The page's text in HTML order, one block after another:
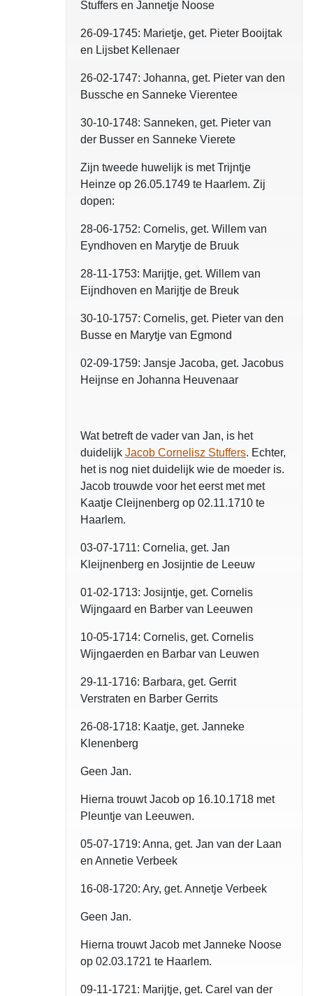
Stuffers en Jannetje Noose
26-09-1745: Marietje, get. Pieter Booijtak
en Lijsbet Kellenaer
26-02-1747: Johanna, get. Pieter van den
Bussche en Sanneke Vierentee
30-10-1748: Sanneken, get. Pieter van
der Busser en Sanneke Vierete
Zijn tweede huwelijk is met Trijntje
Heinze op 26.05.1749 te Haarlem. Zij
dopen:
28-06-1752: Cornelis, get. Willem van
Eyndhoven en Marytje de Bruuk
28-11-1753: Marijtje, get. Willem van
Eijndhoven en Marijtje de Breuk
30-10-1757: Cornelis, get. Pieter van den
Busse en Marytje van Egmond
02-09-1759: Jansje Jacoba, get. Jacobus
Heijnse en Johanna Heuvenaar
Wat betreft de vader van Jan, is het
duidelijk Jacob Cornelisz Stuffers. Echter,
het is nog niet duidelijk wie de moeder is.
Jacob trouwde voor het eerst met met
Kaatje Cleijnenberg op 02.11.1710 te
Haarlem.
03-07-1711: Cornelia, get. Jan
Kleijnenberg en Josijntie de Leeuw
01-02-1713: Josijntje, get. Cornelis
Wijngaard en Barber van Leeuwen
10-05-1714: Cornelis, get. Cornelis
Wijngaerden en Barbar van Leuwen
29-11-1716: Barbara, get. Gerrit
Verstraten en Barber Gerrits
26-08-1718: Kaatje, get. Janneke
Klenenberg
Geen Jan.
Hierna trouwt Jacob op 16.10.1718 met
Pleuntje van Leeuwen.
05-07-1719: Anna, get. Jan van der Laan
en Annetie Verbeek
16-08-1720: Ary, get. Annetje Verbeek
Geen Jan.
Hierna trouwt Jacob met Janneke Noose
op 02.03.1721 te Haarlem.
09-11-1721: Marijtje, get. Carel van der